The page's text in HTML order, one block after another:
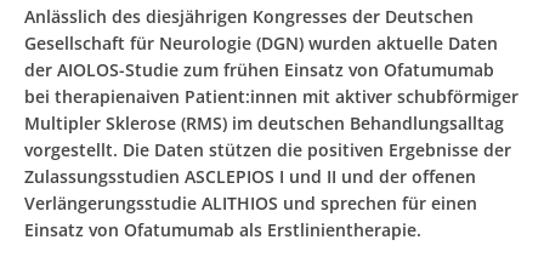
Anlässlich des diesjährigen Kongresses der Deutschen
Gesellschaft für Neurologie (DGN) wurden aktuelle Daten
der AIOLOS-Studie zum frühen Einsatz von Ofatumumab
bei therapienaiven Patient:innen mit aktiver schubförmiger
Multipler Sklerose (RMS) im deutschen Behandlungsalltag
vorgestellt. Die Daten stützen die positiven Ergebnisse der
Zulassungsstudien ASCLEPIOS I und II und der offenen
Verlängerungsstudie ALITHIOS und sprechen für einen
Einsatz von Ofatumumab als Erstlinientherapie.